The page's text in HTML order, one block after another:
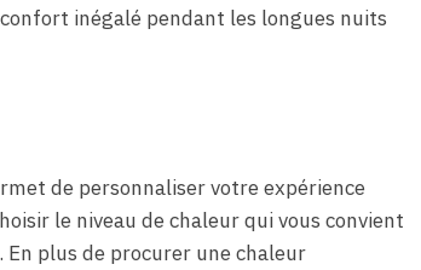
inégalé pendant les longues nuits
de personnaliser votre expérience
le niveau de chaleur qui vous convient
plus de procurer une chaleur